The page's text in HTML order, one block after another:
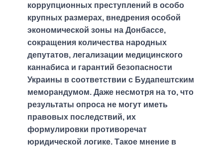
коррупционных преступлений в особо
крупных размерах, внедрения особой
экономической зоны на Донбассе,
сокращения количества народных
депутатов, легализации медицинского
каннабиса и гарантий безопасности
Украины в соответствии с Будапештским
меморандумом. Даже несмотря на то, что
результаты опроса не могут иметь
правовых последствий, их
формулировки противоречат
юридической логике. Такое мнение в